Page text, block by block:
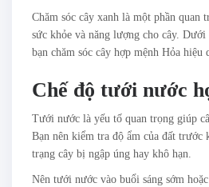
Chăm sóc cây xanh là một phần quan
sức khỏe và năng lượng cho cây.
bạn chăm sóc cây hợp mệnh Hỏa hiệu
Chế độ tưới nước
Tưới nước là yếu tố quan trọng giúp
Bạn nên kiểm tra độ ẩm của đất
trạng cây bị ngập úng hay khô hạn.
Nên tưới nước vào buổi sáng sớm